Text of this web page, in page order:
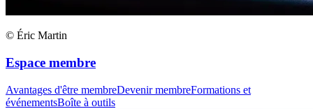
© Éric Martin
Espace membre
Avantages d'être membreDevenir membreFormations et
événementsBoîte à outils